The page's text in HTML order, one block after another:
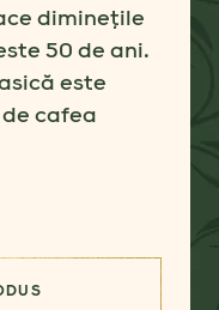
diminețile
50 de ani.
este
cafea